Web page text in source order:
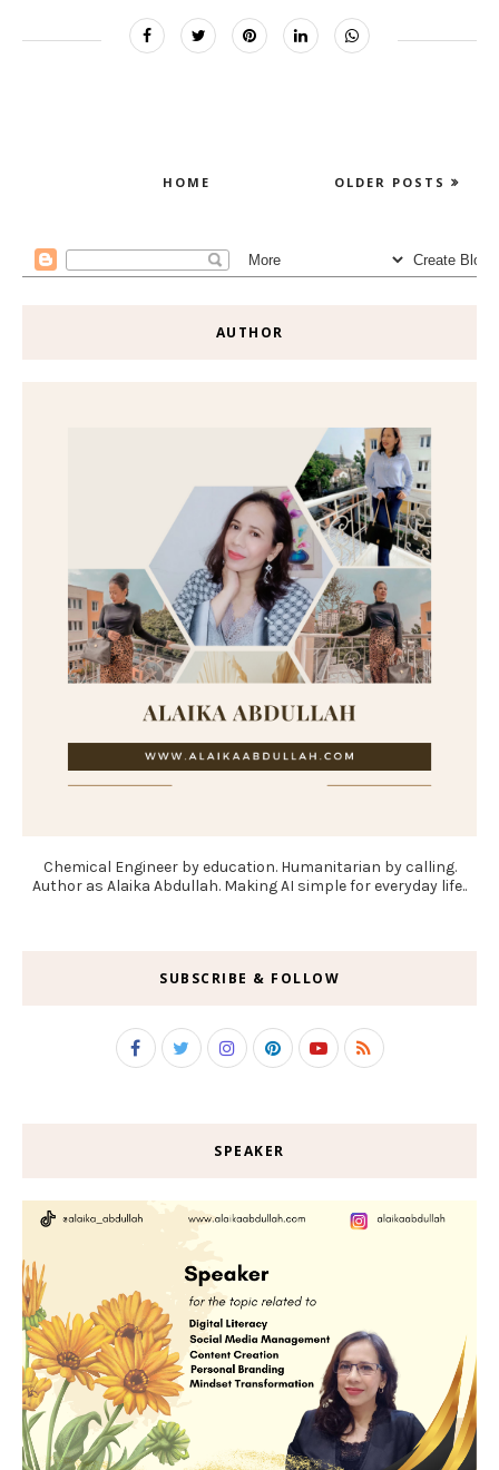
OLDER POSTS
HOME
AUTHOR
Chemical Engineer by education. Humanitarian by calling.
Author as Alaika Abdullah. Making AI simple for everyday life..
SUBSCRIBE & FOLLOW
SPEAKER